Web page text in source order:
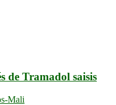
de Tramadol saisis
Mali